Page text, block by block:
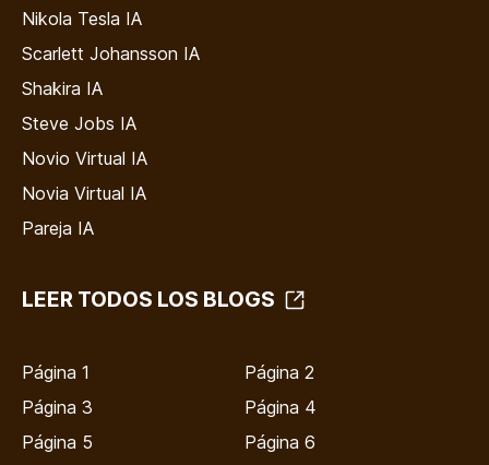
Nikola Tesla IA
Scarlett Johansson IA
Shakira IA
Steve Jobs IA
Novio Virtual IA
Novia Virtual IA
Pareja IA
LEER TODOS LOS BLOGS
Página 1
Página 2
Página 3
Página 4
Página 5
Página 6